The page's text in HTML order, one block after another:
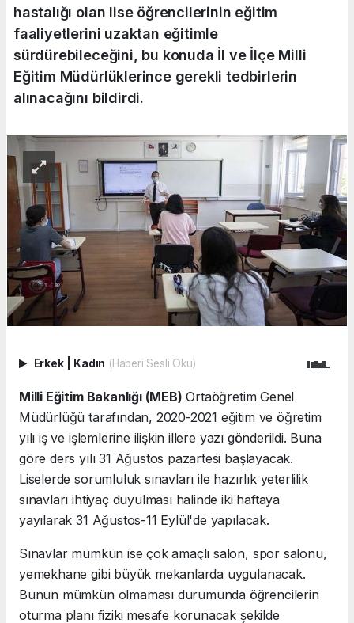
hastalığı olan lise öğrencilerinin eğitim
faaliyetlerini uzaktan eğitimle
sürdürebileceğini, bu konuda İl ve İlçe Milli
Eğitim Müdürlüklerince gerekli tedbirlerin
alınacağını bildirdi.
Erkek Kadın (Haberi Sesli Oku)
Milli Eğitim Bakanlığı (MEB) Ortaöğretim Genel
Müdürlüğü tarafından, 2020-2021 eğitim ve öğretim
yılı iş ve işlemlerine ilişkin illere yazı gönderildi. Buna
göre ders yılı 31 Ağustos pazartesi başlayacak.
Liselerde sorumluluk sınavları ile hazırlık yeterlilik
sınavları ihtiyaç duyulması halinde iki haftaya
yayılarak 31 Ağustos-11 Eylül'de yapılacak.
Sınavlar mümkün ise çok amaçlı salon, spor salonu,
yemekhane gibi büyük mekanlarda uygulanacak.
Bunun mümkün olmaması durumunda öğrencilerin
oturma planı fiziki mesafe korunacak şekilde